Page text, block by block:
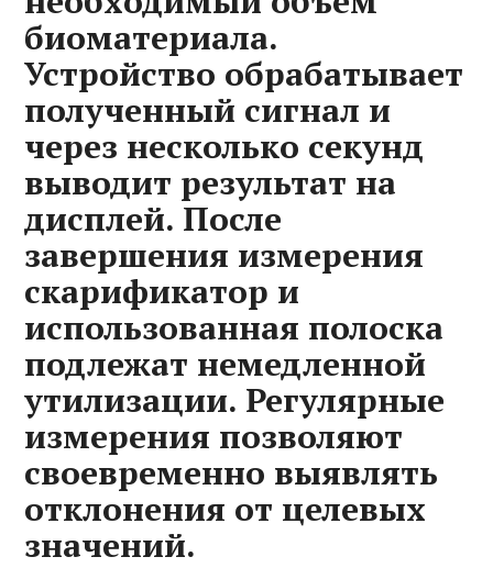
биоматериала.
Устройство обрабатывает
полученный сигнал и
через несколько секунд
выводит результат на
дисплей. После
завершения измерения
скарификатор и
использованная полоска
подлежат немедленной
утилизации. Регулярные
измерения позволяют
своевременно выявлять
отклонения от целевых
значений.